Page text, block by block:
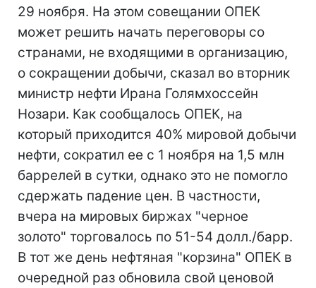
29 ноября. На этом совещании ОПЕК
может решить начать переговоры со
странами, не входящими в организацию,
о сокращении добычи, сказал во вторник
министр нефти Ирана Голямхоссейн
Нозари. Как сообщалось ОПЕК, на
который приходится 40% мировой добычи
нефти, сократил ее с 1 ноября на 1,5 млн
баррелей в сутки, однако это не помогло
сдержать падение цен. В частности,
вчера на мировых биржах "черное
золото" торговалось по 51-54 долл./барр.
В тот же день нефтяная "корзина" ОПЕК в
очередной раз обновила свой ценовой